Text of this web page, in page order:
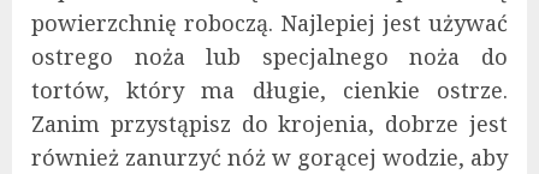
powierzchnię roboczą. Najlepiej jest używać
ostrego noża lub specjalnego noża do
tortów, który ma długie, cienkie ostrze.
Zanim przystąpisz do krojenia, dobrze jest
również zanurzyć nóż w gorącej wodzie, aby